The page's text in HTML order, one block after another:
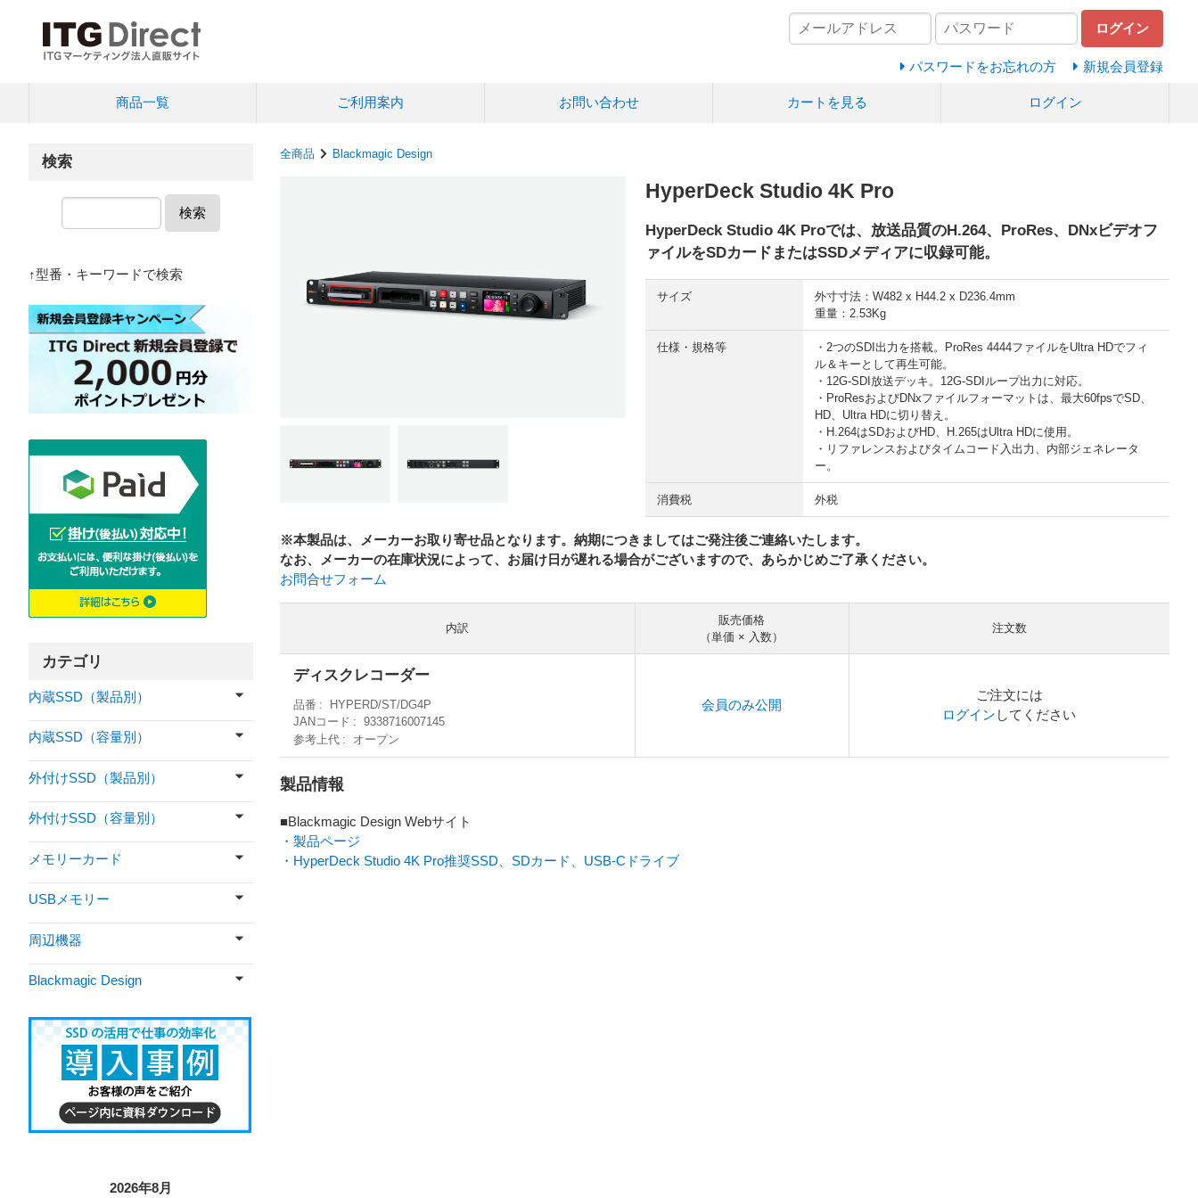
ログイン
パスワードをお忘れの方 新規会員登録
商品一覧 ご利用案内 お問い合わせ カートを見る ログイン
全商品 Blackmagic Design
HyperDeck Studio 4K Pro
HyperDeck Studio 4K Proでは、放送品質のH.264、ProRes、DNxビデオフ
ァイルをSDカードまたはSSDメディアに収録可能。
サイズ
外寸寸法：W482 x H44.2 x D236.4mm
重量：2.53Kg
仕様・規格等
・2つのSDI出力を搭載。ProRes 4444ファイルをUltra HDでフィ
ル＆キーとして再生可能。
・12G-SDI放送デッキ。12G-SDIループ出力に対応。
・ProResおよびDNxファイルフォーマットは、最大60fpsでSD、
HD、Ultra HDに切り替え。
・H.264はSDおよびHD、H.265はUltra HDに使用。
・リファレンスおよびタイムコード入出力、内部ジェネレータ
ー。
消費税 外税
※本製品は、メーカーお取り寄せ品となります。納期につきましてはご発注後ご連絡いたします。
なお、メーカーの在庫状況によって、お届け日が遅れる場合がございますので、あらかじめご了承ください。
お問合せフォーム
内訳
販売価格
（単価 × 入数）
注文数
ディスクレコーダー
品番
HYPERD/ST/DG4P
JANコード
9338716007145
参考上代
オープン
会員のみ公開
ご注文には
ログイン してください
製品情報
■Blackmagic Design Webサイト
・製品ページ
・HyperDeck Studio 4K Pro推奨SSD、SDカード、USB-Cドライブ
検索
検索
↑型番・キーワードで検索
カテゴリ
内蔵SSD（製品別）
内蔵SSD（容量別）
外付けSSD（製品別）
外付けSSD（容量別）
メモリーカード
USBメモリー
周辺機器
Blackmagic Design
2026年8月